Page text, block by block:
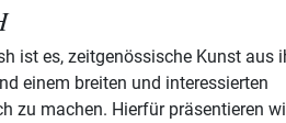
ist es, zeitgenössische Kunst aus
einem breiten und interessierten
zu machen. Hierfür präsentieren